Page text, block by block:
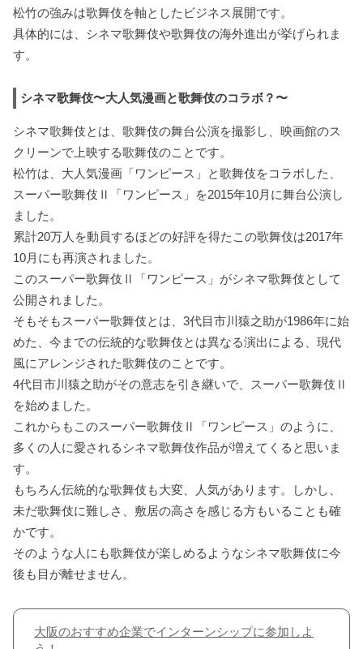
松竹の強みは歌舞伎を軸としたビジネス展開です。
具体的には、シネマ歌舞伎や歌舞伎の海外進出が挙げられま
す。
シネマ歌舞伎〜大人気漫画と歌舞伎のコラボ？〜
シネマ歌舞伎とは、歌舞伎の舞台公演を撮影し、映画館のス
クリーンで上映する歌舞伎のことです。
松竹は、大人気漫画「ワンピース」と歌舞伎をコラボした、
スーパー歌舞伎Ⅱ「ワンピース」を2015年10月に舞台公演し
ました。
累計20万人を動員するほどの好評を得たこの歌舞伎は2017年
10月にも再演されました。
このスーパー歌舞伎Ⅱ「ワンピース」がシネマ歌舞伎として
公開されました。
そもそもスーパー歌舞伎とは、3代目市川猿之助が1986年に始
めた、今までの伝統的な歌舞伎とは異なる演出による、現代
風にアレンジされた歌舞伎のことです。
4代目市川猿之助がその意志を引き継いで、スーパー歌舞伎Ⅱ
を始めました。
これからもこのスーパー歌舞伎Ⅱ「ワンピース」のように、
多くの人に愛されるシネマ歌舞伎作品が増えてくると思いま
す。
もちろん伝統的な歌舞伎も大変、人気があります。しかし、
未だ歌舞伎に難しさ、敷居の高さを感じる方もいることも確
かです。
そのような人にも歌舞伎が楽しめるようなシネマ歌舞伎に今
後も目が離せません。
大阪のおすすめ企業でインターンシップに参加しよ